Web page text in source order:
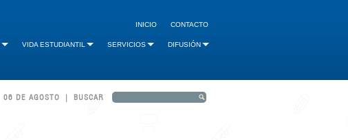
INICIO CONTACTO
VIDA ESTUDIANTIL SERVICIOS DIFUSIÓN
06 DE AGOSTO | BUSCAR